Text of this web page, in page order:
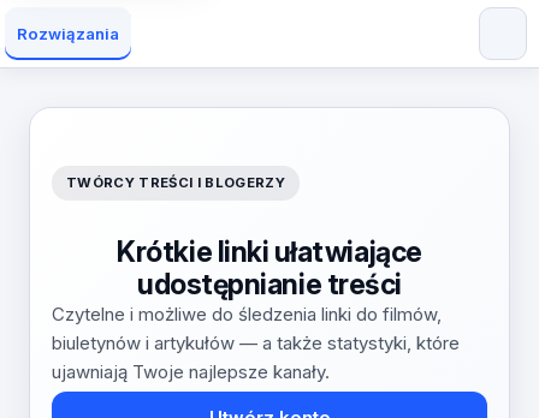
Rozwiązania
TWÓRCY TREŚCI I BLOGERZY
Krótkie linki ułatwiające
udostępnianie treści
Czytelne i możliwe do śledzenia linki do filmów,
biuletynów i artykułów — a także statystyki, które
ujawniają Twoje najlepsze kanały.